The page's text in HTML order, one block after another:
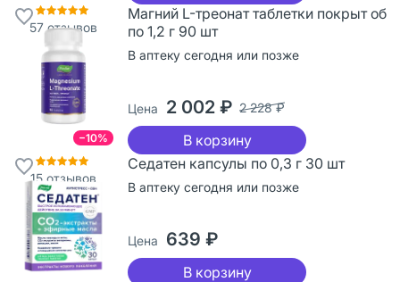
57отзывов
−10%
15 отзывов
Магний L-треонат таблетки покрыт об
по 1,2 г 90 шт
В аптеку сегодня или позже
Цена 2 002 ₽ 2 228 ₽
В корзину
Седатен капсулы по 0,3 г 30 шт
В аптеку сегодня или позже
Цена 639 ₽
В корзину